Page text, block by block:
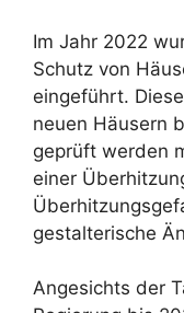
Im Jahr 2022
Schutz von
eingeführt.
neuen Häusern
geprüft werden
einer
gestalterische
Angesichts der